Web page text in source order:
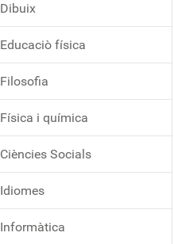
Dibuix
Educaciò física
Filosofia
Física i química
Ciències Socials
Idiomes
Informàtica